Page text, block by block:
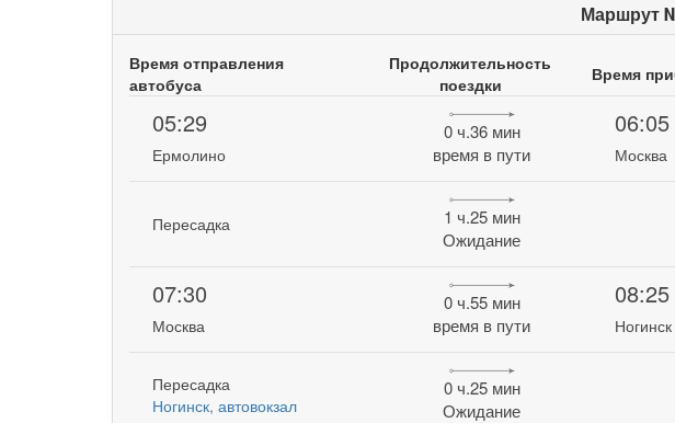
Маршрут
Время отправления
автобуса
Продолжительность
поездки
Время
05:29
Ермолино
0 ч.36 мин
время в пути
06:05
Москва
Пересадка
1 ч.25 мин
Ожидание
07:30
Москва
0 ч.55 мин
время в пути
08:25
Ногинск
Пересадка
Ногинск, автовокзал
0 ч.25 мин
Ожидание